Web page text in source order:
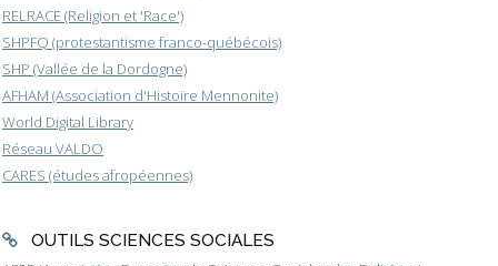
RELRACE (Religion et 'Race')
SHPFQ (protestantisme franco-québécois)
SHP (Vallée de la Dordogne)
AFHAM (Association d'Histoire Mennonite)
World Digital Library
Réseau VALDO
CARES (études afropéennes)
OUTILS SCIENCES SOCIALES